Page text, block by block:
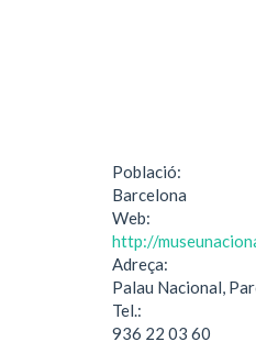
Població:
Barcelona
Web:
http://
Adreça:
Palau Nacional,
Tel.:
936 22 03 60